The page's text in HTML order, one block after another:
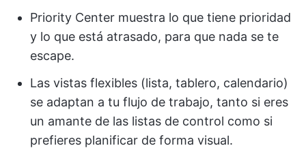
Priority Center muestra lo que tiene prioridad
y lo que está atrasado, para que nada se te
escape.
Las vistas flexibles (lista, tablero, calendario)
se adaptan a tu flujo de trabajo, tanto si eres
un amante de las listas de control como si
prefieres planificar de forma visual.